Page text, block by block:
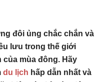
đôi ủng chắc chắn và
lưu trong thế giới
của mùa đông. Hãy
du lịch hấp dẫn nhất và